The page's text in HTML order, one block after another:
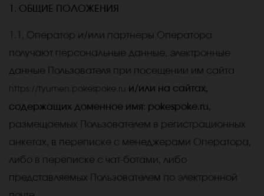
1. ОБЩИЕ ПОЛОЖЕНИЯ
1.1. Оператор и/или партнеры Оператора
получают персональные данные, электронные
данные Пользователя при посещении им сайта
https://tyumen.pokespoke.ru и/или на сайтах,
содержащих доменное имя: pokespoke.ru,
размещаемых Пользователем в регистрационных
анкетах, в переписке с менеджерами Оператора,
либо в переписке с чат-ботами, либо
представляемых Пользователем по электронной